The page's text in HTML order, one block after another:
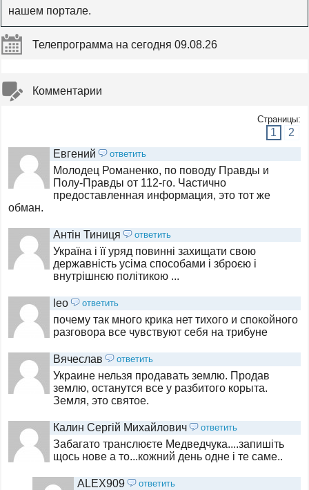
нашем портале.
Телепрограмма на сегодня 09.08.26
Комментарии
Страницы:
1
2
Евгений
ответить
Молодец Романенко, по поводу Правды и
Полу-Правды от 112-го. Частично
предоставленная информация, это тот же
обман.
Антін Тиниця ответить
Україна і її уряд повинні захищати свою
державність усіма способами і зброєю і
внутрішнєю політикою ...
leo ответить
почему так много крика нет тихого и спокойного
разговора все чувствуют себя на трибуне
Вячеслав ответить
Украине нельзя продавать землю. Продав
землю, останутся все у разбитого корыта.
Земля, это святое.
Калин Сергій Михайлович ответить
Забагато транслюєте Медведчука....запишіть
щось нове а то...кожний день одне і те саме..
ALEX909 ответить